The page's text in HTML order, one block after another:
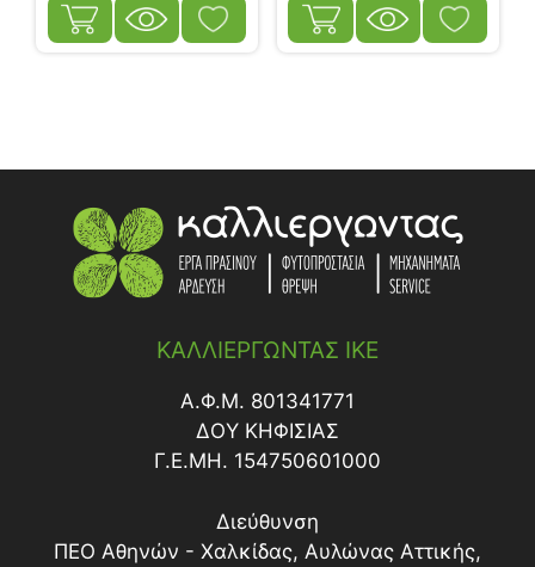
ΚΑΛΛΙΕΡΓΩΝΤΑΣ ΙΚΕ
Α.Φ.Μ. 801341771
ΔΟY ΚΗΦΙΣΙΑΣ
Γ.Ε.ΜΗ. 154750601000
Διεύθυνση
ΠΕΟ Αθηνών - Χαλκίδας, Αυλώνας Αττικής,